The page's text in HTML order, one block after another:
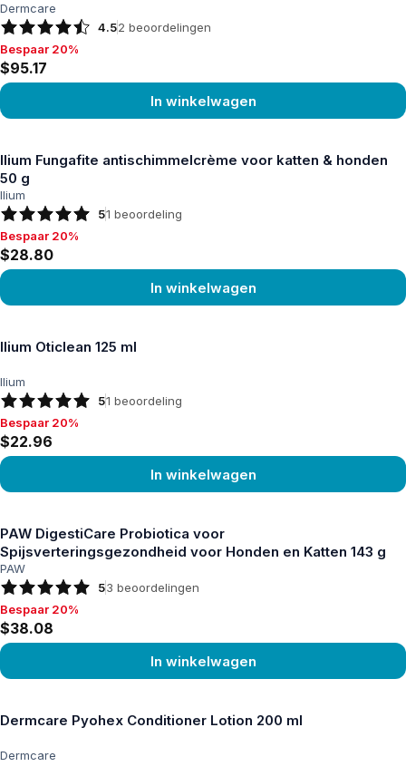
Dermcare
4.52 beoordelingen
Bespaar 20%, $95.17
Bespaar 20%
$95.17
In winkelwagen
Ilium Fungafite antischimmelcrème voor katten & honden
50 g
Ilium
51 beoordeling
Bespaar 20%, $28.80
Bespaar 20%
$28.80
In winkelwagen
Ilium Oticlean 125 ml
Ilium
51 beoordeling
Bespaar 20%, $22.96
Bespaar 20%
$22.96
In winkelwagen
PAW DigestiCare Probiotica voor
Spijsverteringsgezondheid voor Honden en Katten 143 g
PAW
53 beoordelingen
Bespaar 20%, $38.08
Bespaar 20%
$38.08
In winkelwagen
Dermcare Pyohex Conditioner Lotion 200 ml
Dermcare